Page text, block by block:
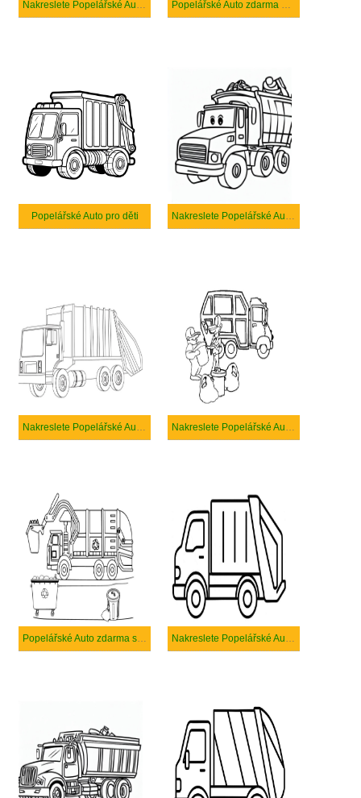
Nakreslete Popelářské Auto základní tisknutelné Popelářské Auto zdarma prostý
Popelářské Auto pro děti Nakreslete Popelářské Auto tisknutelné
Nakreslete Popelářské Auto tisknutelné pro děti Nakreslete Popelářské Auto zdarma snadný
Popelářské Auto zdarma snadný tisknutelné Nakreslete Popelářské Auto snadný